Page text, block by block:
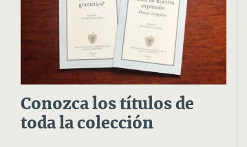
Conozca los títulos de
toda la colección